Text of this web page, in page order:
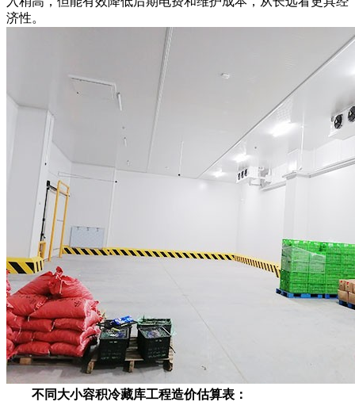
济性。
不同大小容积冷藏库工程造价估算表：